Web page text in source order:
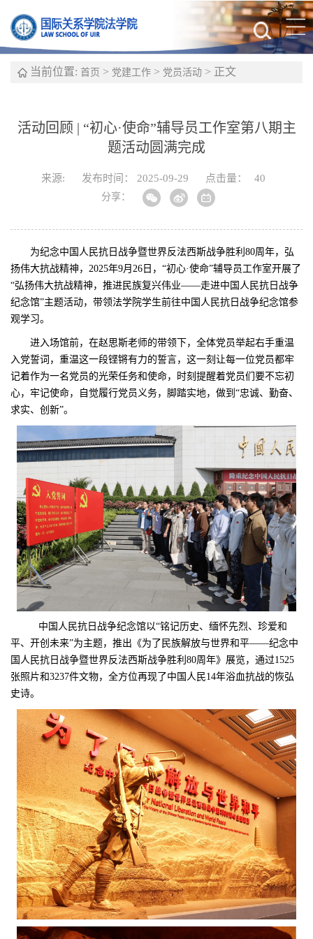
当前位置: 首页 > 党建工作 > 党员活动 > 正文
活动回顾 | “初心·使命”辅导员工作室第八期主
题活动圆满完成
来源: 发布时间： 2025-09-29 点击量： 40
分享：
为纪念中国人民抗日战争暨世界反法西斯战争胜利80周年，弘
扬伟大抗战精神，2025年9月26日，“初心·使命”辅导员工作室开展了
“弘扬伟大抗战精神，推进民族复兴伟业——走进中国人民抗日战争
纪念馆”主题活动，带领法学院学生前往中国人民抗日战争纪念馆参
观学习。
进入场馆前，在赵思斯老师的带领下，全体党员举起右手重温
入党誓词，重温这一段铿锵有力的誓言，这一刻让每一位党员都牢
记着作为一名党员的光荣任务和使命，时刻提醒着党员们要不忘初
心，牢记使命，自觉履行党员义务，脚踏实地，做到“忠诚、勤奋、
求实、创新”。
中国人民抗日战争纪念馆以“铭记历史、缅怀先烈、珍爱和
平、开创未来”为主题，推出《为了民族解放与世界和平——纪念中
国人民抗日战争暨世界反法西斯战争胜利80周年》展览，通过1525
张照片和3237件文物，全方位再现了中国人民14年浴血抗战的恢弘
史诗。